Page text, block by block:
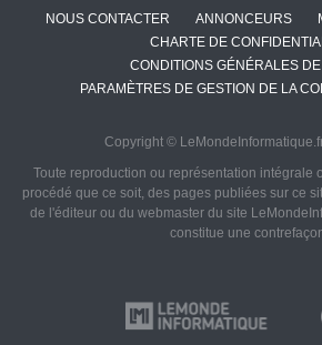
NOUS CONTACTER ANNONCEURS
CHARTE DE
CONDITIONS GÉNÉRALES
PARAMÈTRES DE GESTION DE LA
Copyright ©
Toute reproduction ou représentation intégrale
procédé que ce soit, des pages publiées sur ce
de l'éditeur ou du webmaster du site
constitue une